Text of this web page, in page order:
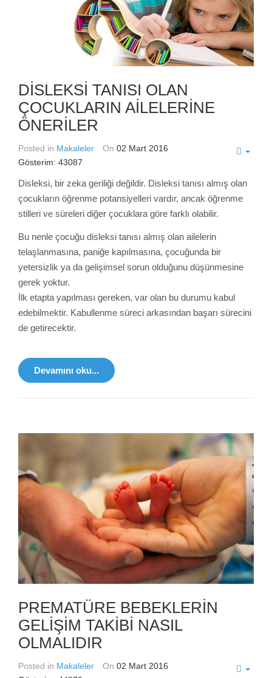
DİSLEKSİ TANISI OLAN
ÇOCUKLARIN AİLELERİNE
ÖNERİLER
Posted in Makaleler On 02 Mart 2016
Gösterim: 43087
Disleksi, bir zeka geriliği değildir. Disleksi tanısı almış olan
çocukların öğrenme potansiyelleri vardır, ancak öğrenme
stilleri ve süreleri diğer çocuklara göre farklı olabilir.
Bu nenle çocuğu disleksi tanısı almış olan ailelerin
telaşlanmasına, paniğe kapılmasına, çocuğunda bir
yetersizlik ya da gelişimsel sorun olduğunu düşünmesine
gerek yoktur.
İlk etapta yapılması gereken, var olan bu durumu kabul
edebilmektir. Kabullenme süreci arkasından başarı sürecini
de getirecektir.
Devamını oku...
PREMATÜRE BEBEKLERİN
GELİŞİM TAKİBİ NASIL
OLMALIDIR
Posted in Makaleler On 02 Mart 2016